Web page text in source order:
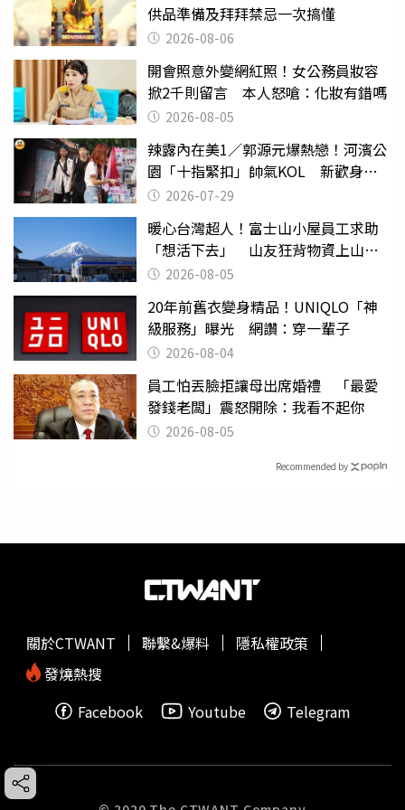
供品準備及拜拜禁忌一次搞懂
2026-08-06
開會照意外變網紅照！女公務員妝容
掀2千則留言 本人怒嗆：化妝有錯嗎
2026-08-05
辣露內在美1／郭源元爆熱戀！河濱公
園「十指緊扣」帥氣KOL 新歡身份
曝光2026-07-29
暖心台灣超人！富士山小屋員工求助
「想活下去」 山友狂背物資上山：
台灣真的是寶島
2026-08-05
20年前舊衣變身精品！UNIQLO「神
級服務」曝光 網讚：穿一輩子
2026-08-04
員工怕丟臉拒讓母出席婚禮 「最愛
發錢老闆」震怒開除：我看不起你
2026-08-05
Recommended by
關於CTWANT 聯繫&爆料
隱私權政策
發燒熱搜
Facebook
Youtube Telegram